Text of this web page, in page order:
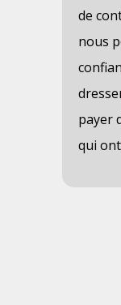
de
nous
payer
qui